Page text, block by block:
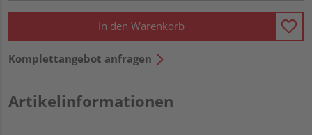
In den Warenkorb
Komplettangebot anfragen
Artikelinformationen